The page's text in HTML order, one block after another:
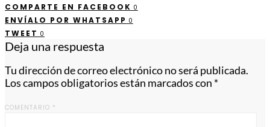
COMPARTE EN FACEBOOK 0
ENVÍALO POR WHATSAPP 0
TWEET 0
Deja una respuesta
Tu dirección de correo electrónico no será publicada.
Los campos obligatorios están marcados con *
COMENTARIO *